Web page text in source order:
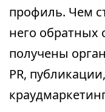
профиль. Чем
него обратных
получены
PR,